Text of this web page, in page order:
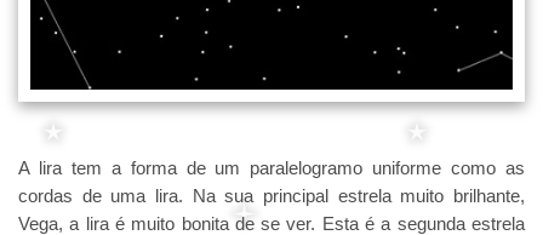
A lira tem a forma de um paralelogramo uniforme como as
cordas de uma lira. Na sua principal estrela muito brilhante,
Vega, a lira é muito bonita de se ver. Esta é a segunda estrela